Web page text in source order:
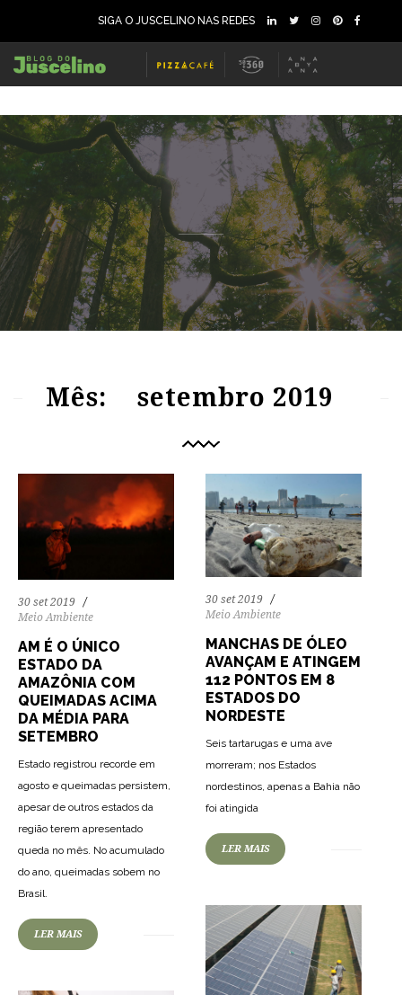
SIGA O JUSCELINO NAS REDES
Mês: setembro 2019
30 set 2019
Meio Ambiente
AM É O ÚNICO
ESTADO DA
AMAZÔNIA COM
QUEIMADAS ACIMA
DA MÉDIA PARA
SETEMBRO
Estado registrou recorde em
agosto e queimadas persistem,
apesar de outros estados da
região terem apresentado
queda no mês. No acumulado
do ano, queimadas sobem no
Brasil.
LER MAIS
30 set 2019
Meio Ambiente
MANCHAS DE ÓLEO
AVANÇAM E ATINGEM
112 PONTOS EM 8
ESTADOS DO
NORDESTE
Seis tartarugas e uma ave
morreram; nos Estados
nordestinos, apenas a Bahia não
foi atingida
LER MAIS